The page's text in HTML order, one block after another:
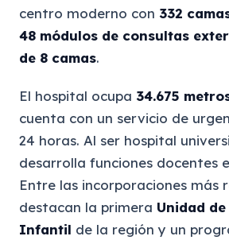
centro moderno con 332
48 módulos de consultas
de 8 camas.
El hospital ocupa 34.675
cuenta con un servicio de
24 horas. Al ser hospital
desarrolla funciones docentes
Entre las incorporaciones más
destacan la primera Unidad
Infantil de la región y un